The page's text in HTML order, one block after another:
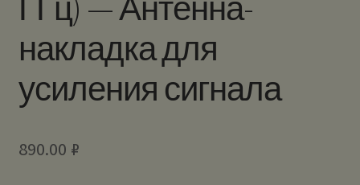
накладка для
усиления сигнала
890.00 ₽